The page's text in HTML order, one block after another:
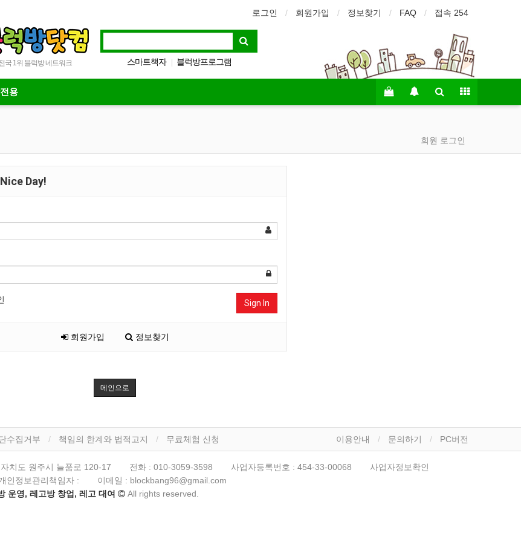
로그인 회원가입 정보찾기 FAQ 접속 254
국 1위 블럭방 네트워크 스마트책자 | 블럭방프로그램
용
회원 로그인
Day!
Sign In
회원가입 정보찾기
메인으로
수집거부 책임의 한계와 법적고지 무료체험 신청 이용안내 문의하기 PC버전
치도 원주시 늘품로 120-17 전화 : 010-3059-3598 사업자등록번호 : 454-33-00068
사업자정보확인
인정보관리책임자 : 이메일 : blockbang96@gmail.com
운영, 레고방 창업, 레고 대여
All rights reserved.